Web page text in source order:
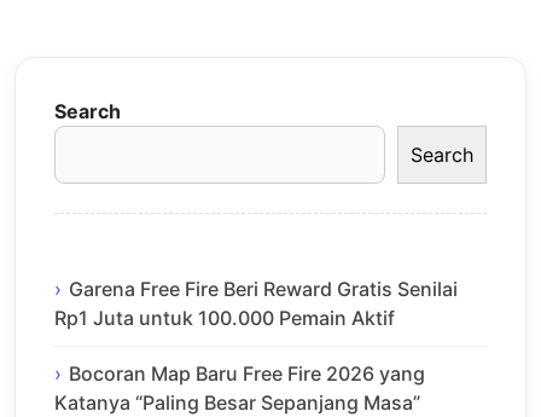
Search
Search
Garena Free Fire Beri Reward Gratis Senilai
Rp1 Juta untuk 100.000 Pemain Aktif
Bocoran Map Baru Free Fire 2026 yang
Katanya “Paling Besar Sepanjang Masa”